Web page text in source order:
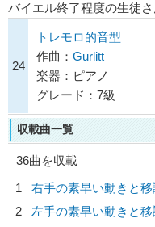
バイエル終了程度の生徒
24
トレモロ的音型
作曲： Gurlitt
楽器：ピアノ
グレード：7級
収載曲一覧
36曲を収載
1
右手の素早い動きと移
2
左手の素早い動きと移